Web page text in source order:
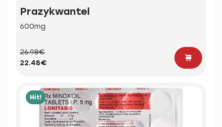
Prazykwantel
600mg
26.98€
22.48€
Hit!